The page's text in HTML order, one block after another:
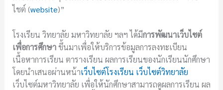
ไชต์ (website)”
โรงเรียน วิทยาลัย มหาวิทยาลัย ฯลฯ ได้มีการพัฒนาเว็บไซต์
เพื่อการศึกษาขึ้นมาเพื่อให้บริการข้อมูลการลงทะเบียน
เนื้อหาการเรียน ตารางเรียน ผลการเรียนของนักเรียนนักศึกษา
โดยนำเสนอผ่านหน้าเว็บไซต์โรงเรียน เว็บไซต์วิทยาลัย
เว็บไซต์มหาวิทยาลัย เพื่อให้นักศึกษาสามารถดูผลการเรียน ผล